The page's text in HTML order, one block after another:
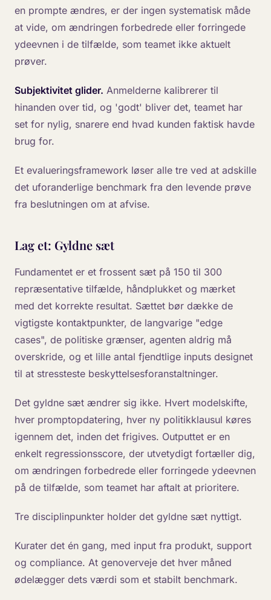
en prompte ændres, er der ingen systematisk måde
at vide, om ændringen forbedrede eller forringede
ydeevnen i de tilfælde, som teamet ikke aktuelt
prøver.
Subjektivitet glider. Anmelderne kalibrerer til
hinanden over tid, og 'godt' bliver det, teamet har
set for nylig, snarere end hvad kunden faktisk havde
brug for.
Et evalueringsframework løser alle tre ved at adskille
det uforanderlige benchmark fra den levende prøve
fra beslutningen om at afvise.
Lag et: Gyldne sæt
Fundamentet er et frossent sæt på 150 til 300
repræsentative tilfælde, håndplukket og mærket
med det korrekte resultat. Sættet bør dække de
vigtigste kontaktpunkter, de langvarige "edge
cases", de politiske grænser, agenten aldrig må
overskride, og et lille antal fjendtlige inputs designet
til at stressteste beskyttelsesforanstaltninger.
Det gyldne sæt ændrer sig ikke. Hvert modelskifte,
hver promptopdatering, hver ny politikklausul køres
igennem det, inden det frigives. Outputtet er en
enkelt regressionsscore, der utvetydigt fortæller dig,
om ændringen forbedrede eller forringede ydeevnen
på de tilfælde, som teamet har aftalt at prioritere.
Tre disciplinpunkter holder det gyldne sæt nyttigt.
Kurater det én gang, med input fra produkt, support
og compliance. At genoverveje det hver måned
ødelægger dets værdi som et stabilt benchmark.